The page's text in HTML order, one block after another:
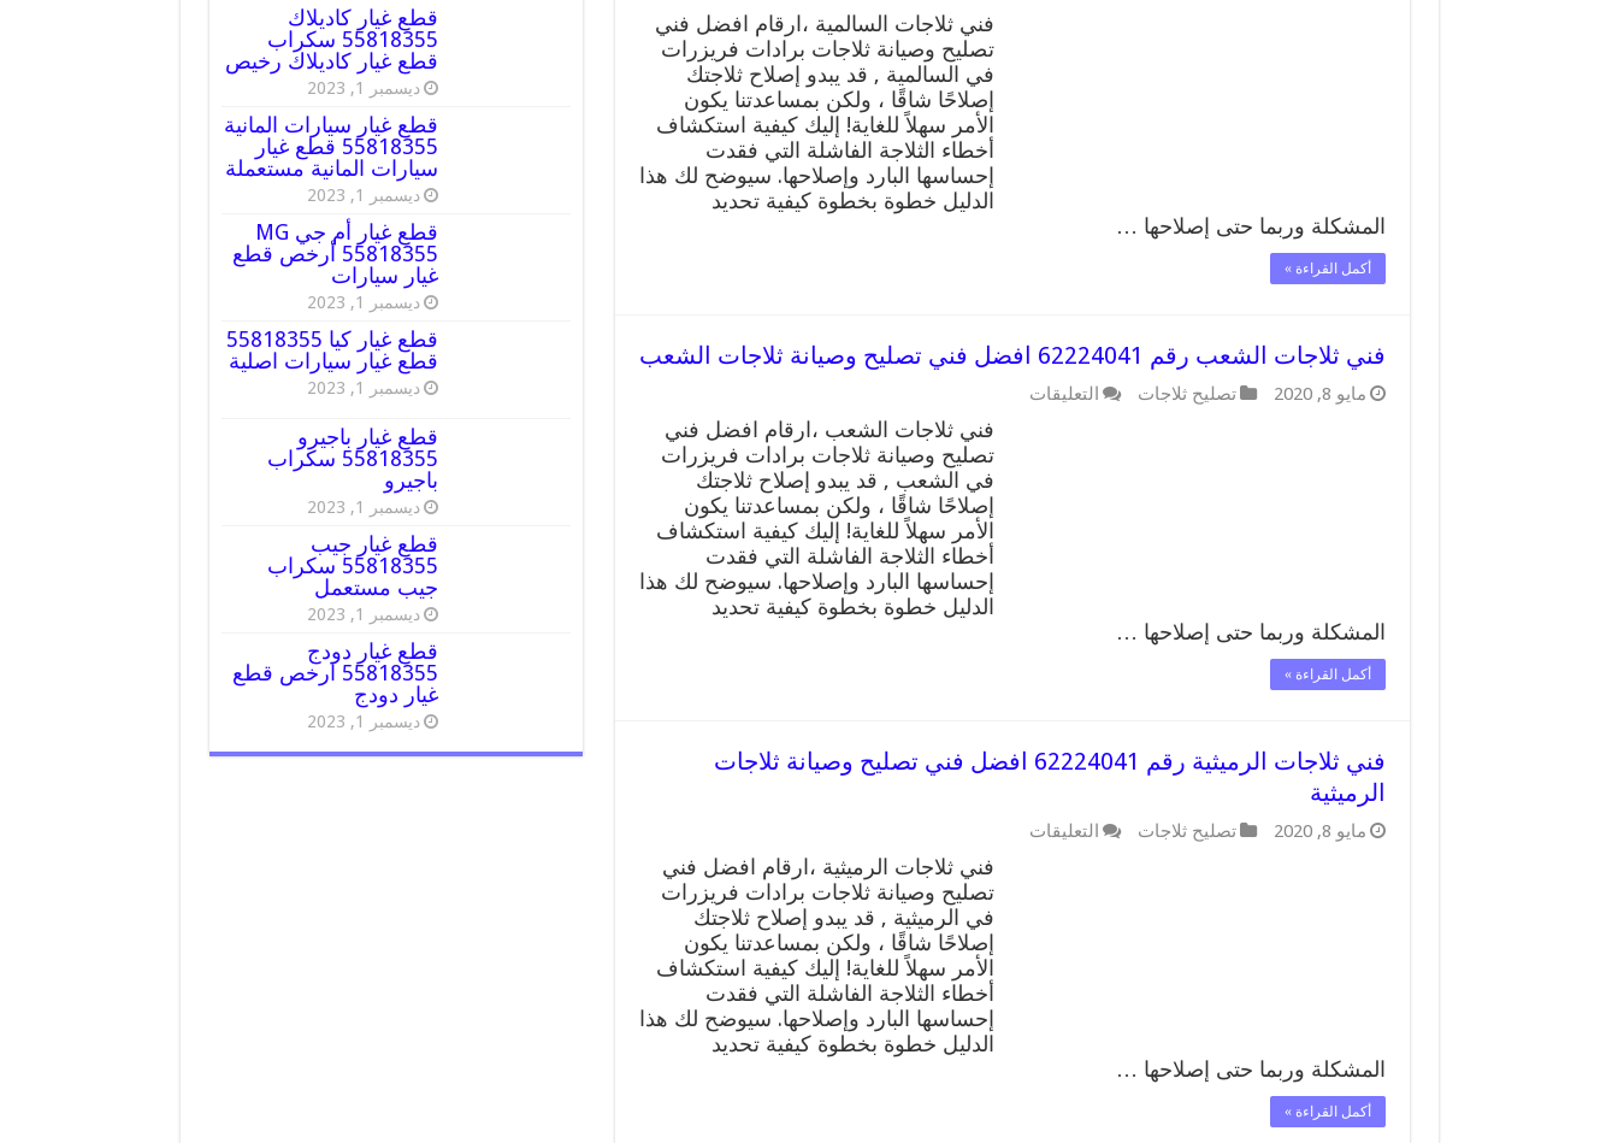
ثلاجات
السالمية
62224041
افضل
تصليح
وصيانة
ثلاجات
فني ثلاجات السالمية ،ارقام افضل فني
تصليح وصيانة ثلاجات برادات فريزرات
في السالمية , قد يبدو إصلاح ثلاجتك
إصلاحًا شاقًا ، ولكن بمساعدتنا يكون
الأمر سهلاً للغاية! إليك كيفية استكشاف
أخطاء الثلاجة الفاشلة التي فقدت
إحساسها البارد وإصلاحها. سيوضح لك هذا
الدليل خطوة بخطوة كيفية تحديد
المشكلة وربما حتى إصلاحها …
أكمل القراءة »
فني ثلاجات الشعب رقم 62224041 افضل فني تصليح وصيانة ثلاجات الشعب
مايو 8, 2020 تصليح ثلاجات التعليقات
ثلاجات
الشعب
62224041
افضل
تصليح
وصيانة
ثلاجات
فني ثلاجات الشعب ،ارقام افضل فني
تصليح وصيانة ثلاجات برادات فريزرات
في الشعب , قد يبدو إصلاح ثلاجتك
إصلاحًا شاقًا ، ولكن بمساعدتنا يكون
الأمر سهلاً للغاية! إليك كيفية استكشاف
أخطاء الثلاجة الفاشلة التي فقدت
إحساسها البارد وإصلاحها. سيوضح لك هذا
الدليل خطوة بخطوة كيفية تحديد
المشكلة وربما حتى إصلاحها …
أكمل القراءة »
فني ثلاجات الرميثية رقم 62224041 افضل فني تصليح وصيانة ثلاجات
الرميثية
مايو 8, 2020 تصليح ثلاجات التعليقات
ثلاجات
الرميثية
62224041
افضل
تصليح
وصيانة
ثلاجات
فني ثلاجات الرميثية ،ارقام افضل فني
تصليح وصيانة ثلاجات برادات فريزرات
في الرميثية , قد يبدو إصلاح ثلاجتك
إصلاحًا شاقًا ، ولكن بمساعدتنا يكون
الأمر سهلاً للغاية! إليك كيفية استكشاف
أخطاء الثلاجة الفاشلة التي فقدت
إحساسها البارد وإصلاحها. سيوضح لك هذا
الدليل خطوة بخطوة كيفية تحديد
المشكلة وربما حتى إصلاحها …
أكمل القراءة »
قطع غيار كاديلاك
55818355 سكراب
قطع غيار كاديلاك رخيص
ديسمبر 1, 2023
قطع غيار سيارات المانية
55818355 قطع غيار
سيارات المانية مستعملة
ديسمبر 1, 2023
قطع غيار أم جي MG
55818355 أرخص قطع
غيار سيارات
ديسمبر 1, 2023
قطع غيار كيا 55818355
قطع غيار سيارات اصلية
ديسمبر 1, 2023
قطع غيار باجيرو
55818355 سكراب
باجيرو
ديسمبر 1, 2023
قطع غيار جيب
55818355 سكراب
جيب مستعمل
ديسمبر 1, 2023
قطع غيار دودج
55818355 ارخص قطع
غيار دودج
ديسمبر 1, 2023